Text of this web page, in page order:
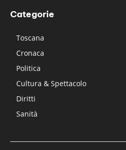
Categorie
Toscana
Cronaca
Politica
Cultura & Spettacolo
Diritti
Sanità